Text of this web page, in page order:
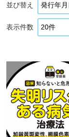
並び替え
表示件数